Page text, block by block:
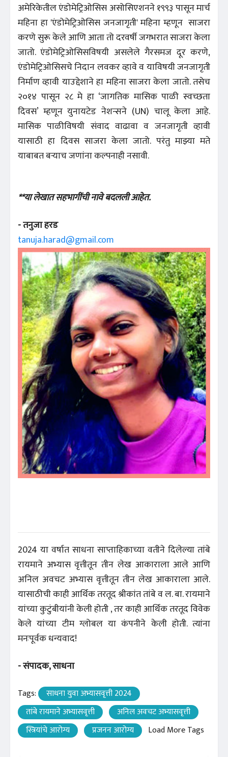
अमेरिकेतील एंडोमेट्रिओसिस असोसिएशनने १९९३ पासून मार्च
महिना हा 'एंडोमेट्रिओसिस जनजागृती' महिना म्हणून साजरा
करणे सुरू केले आणि आता तो दरवर्षी जगभरात साजरा केला
जातो. एंडोमेट्रिओसिसविषयी असलेले गैरसमज दूर करणे,
एंडोमेट्रिओसिसचे निदान लवकर व्हावे व याविषयी जनजागृती
निर्माण व्हावी याउद्देशाने हा महिना साजरा केला जातो. तसेच
२०१४ पासून २८ मे हा ‘जागतिक मासिक पाळी स्वच्छता
दिवस’ म्हणून युनायटेड नेशन्सने (UN) चालू केला आहे.
मासिक पाळीविषयी संवाद वाढावा व जनजागृती व्हावी
यासाठी हा दिवस साजरा केला जातो. परंतु माझ्या मते
याबाबत बऱ्याच जणांना कल्पनाही नसावी.
**या लेखात सहभागींची नावे बदलली आहेत.
- तनुजा हरड
tanuja.harad@gmail.com
2024 या वर्षात साधना साप्ताहिकाच्या वतीने दिलेल्या तांबे
रायमाने अभ्यास वृत्तीतून तीन लेख आकाराला आले आणि
अनिल अवचट अभ्यास वृत्तीतून तीन लेख आकाराला आले.
यासाठीची काही आर्थिक तरतूद श्रीकांत तांबे व ल. बा. रायमाने
यांच्या कुटुंबीयांनी केली होती , तर काही आर्थिक तरतूद विवेक
केले यांच्या टीम ग्लोबल या कंपनीने केली होती. त्यांना
मनःपूर्वक धन्यवाद!
- संपादक, साधना
Tags:
साधना युवा अभ्यासवृत्ती 2024
तांबे रायमाने अभ्यासवृत्ती
अनिल अवचट अभ्यासवृत्ती
स्त्रियांचे आरोग्य
प्रजनन आरोग्य Load More Tags